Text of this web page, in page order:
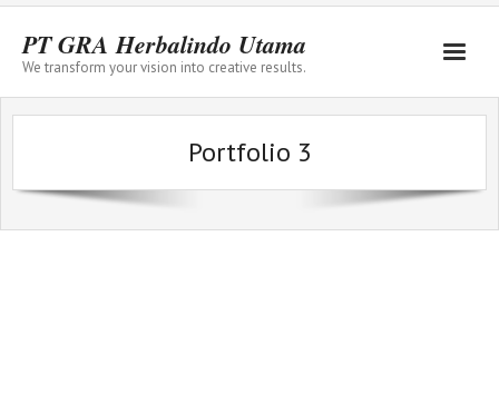
PT GRA Herbalindo Utama
We transform your vision into creative results.
Home
Service
Portfolio 3